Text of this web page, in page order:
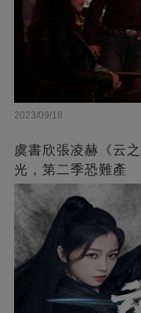
2023/09/18
虞書欣張凌赫《云
光，第二季恐難產